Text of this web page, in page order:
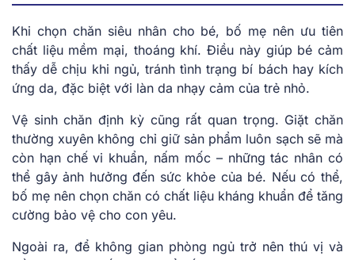
Khi chọn chăn siêu nhân cho bé, bố mẹ nên ưu tiên
chất liệu mềm mại, thoáng khí. Điều này giúp bé cảm
thấy dễ chịu khi ngủ, tránh tình trạng bí bách hay kích
ứng da, đặc biệt với làn da nhạy cảm của trẻ nhỏ.
Vệ sinh chăn định kỳ cũng rất quan trọng. Giặt chăn
thường xuyên không chỉ giữ sản phẩm luôn sạch sẽ mà
còn hạn chế vi khuẩn, nấm mốc – những tác nhân có
thể gây ảnh hưởng đến sức khỏe của bé. Nếu có thể,
bố mẹ nên chọn chăn có chất liệu kháng khuẩn để tăng
cường bảo vệ cho con yêu.
Ngoài ra, để không gian phòng ngủ trở nên thú vị và